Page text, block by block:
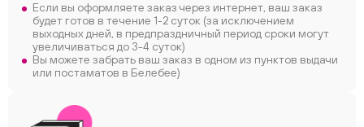
Если вы оформляете заказ через интернет, ваш заказ
будет готов в течение 1-2 суток (за исключением
выходных дней, в предпраздничный период сроки могут
увеличиваться до 3-4 суток)
Вы можете забрать ваш заказ в одном из пунктов выдачи
или постаматов в Белебее)